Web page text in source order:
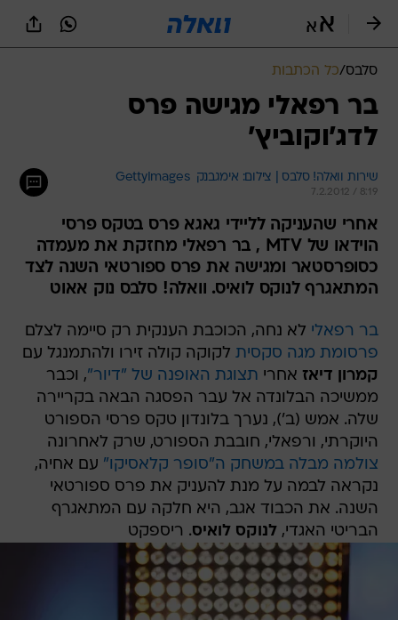
סלבס/כל הכתבות
בר רפאלי מגישה פרס
לדג'וקוביץ'
שירות וואלה! סלבס | צילום: אימגבנק  GettyImages
7.2.2012 / 8:19
אחרי שהעניקה לליידי גאגא פרס בטקס פרסי
הוידאו של MTV , בר רפאלי מחזקת את מעמדה
כסופרסטאר ומגישה את פרס ספורטאי השנה לצד
המתאגרף לנוקס לואיס. וואלה! סלבס נוק אאוט
בר רפאלי לא נחה, הכוכבת הענקית רק סיימה לצלם
פרסומת מגה סקסית לקוקה קולה זירו ולהתמנגל עם
קמרון דיאז אחרי תצוגת האופנה של "דיור", וכבר
ממשיכה הבלונדה אל עבר הפסגה הבאה בקריירה
שלה. אמש (ב'), נערך בלונדון טקס פרסי הספורט
היוקרתי, ורפאלי, חובבת הספורט, שרק לאחרונה
צולמה מבלה במשחק ה"סופר קלאסיקו" עם אחיה,
נקראה לבמה על מנת להעניק את פרס ספורטאי
השנה. את הכבוד אגב, היא חלקה עם המתאגרף
הבריטי האגדי,לנוקס לואיס. ריספקט